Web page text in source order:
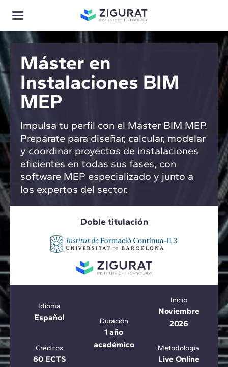
Máster en
Instalaciones BIM
MEP
Impulsa tu perfil con el Máster BIM MEP.
Prepárate para diseñar, calcular, modelar
y coordinar proyectos de instalaciones
eficientes en todas sus fases, con
software MEP especializado y junto a
los expertos del sector.
Doble titulación
Idioma
Español Duración
1 año
académico
Inicio
Noviembre
2026
Créditos
60 ECTS
Metodología
Live Online